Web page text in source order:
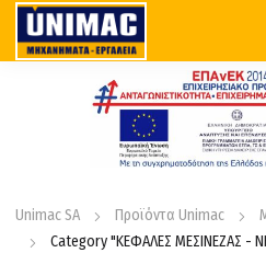
Unimac SA Προϊόντα Unimac
Category "ΚΕΦΑΛΕΣ ΜΕΣΙΝΕΖΑΣ -